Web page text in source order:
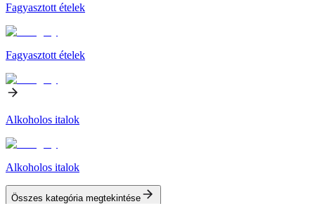
Fagyasztott ételek
Fagyasztott ételek
Alkoholos italok
Alkoholos italok
Összes kategória megtekintése